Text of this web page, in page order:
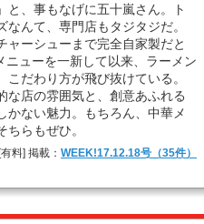
と、事もなげに五十嵐さん。ト
んて、専門店もタジタジだ。
ャーシューまで完全自家製だと
ューを一新して以来、ラーメン
だわり方が飛び抜けている。
な店の雰囲気と、創意あふれる
かない魅力。もちろん、中華メ
らもぜひ。
料] 掲載： WEEK!17.12.18号（35件）